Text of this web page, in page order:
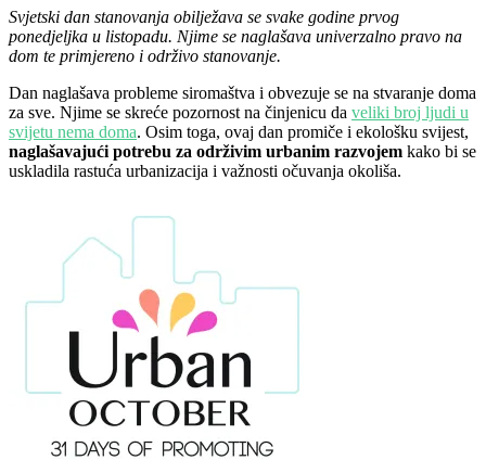
Svjetski dan stanovanja obilježava se svake godine prvog
ponedjeljka u listopadu. Njime se naglašava univerzalno pravo na
dom te primjereno i održivo stanovanje.
Dan naglašava probleme siromaštva i obvezuje se na stvaranje doma
za sve. Njime se skreće pozornost na činjenicu da veliki broj ljudi u
svijetu nema doma. Osim toga, ovaj dan promiče i ekološku svijest,
naglašavajući potrebu za održivim urbanim razvojem kako bi se
uskladila rastuća urbanizacija i važnosti očuvanja okoliša.